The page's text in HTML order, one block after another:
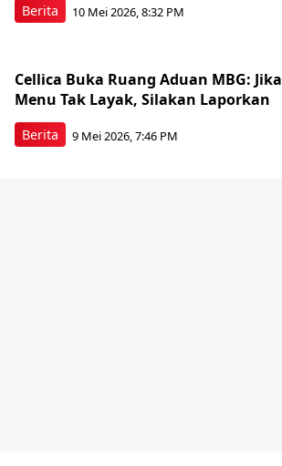
Berita 10 Mei 2026, 8:32 PM
Berita
Cellica Buka Ruang Aduan MBG: Jika
Menu Tak Layak, Silakan Laporkan
9 Mei 2026, 7:46 PM